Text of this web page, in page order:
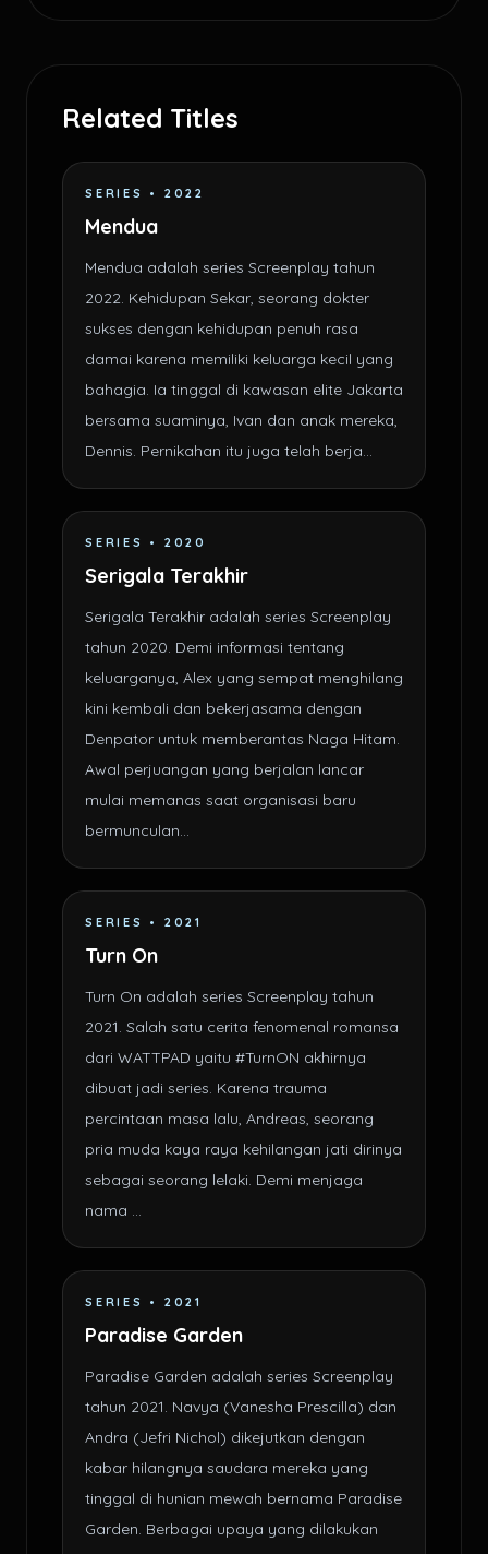
Related Titles
SERIES • 2022
Mendua
Mendua adalah series Screenplay tahun
2022. Kehidupan Sekar, seorang dokter
sukses dengan kehidupan penuh rasa
damai karena memiliki keluarga kecil yang
bahagia. Ia tinggal di kawasan elite Jakarta
bersama suaminya, Ivan dan anak mereka,
Dennis. Pernikahan itu juga telah berja...
SERIES • 2020
Serigala Terakhir
Serigala Terakhir adalah series Screenplay
tahun 2020. Demi informasi tentang
keluarganya, Alex yang sempat menghilang
kini kembali dan bekerjasama dengan
Denpator untuk memberantas Naga Hitam.
Awal perjuangan yang berjalan lancar
mulai memanas saat organisasi baru
bermunculan...
SERIES • 2021
Turn On
Turn On adalah series Screenplay tahun
2021. Salah satu cerita fenomenal romansa
dari WATTPAD yaitu #TurnON akhirnya
dibuat jadi series. Karena trauma
percintaan masa lalu, Andreas, seorang
pria muda kaya raya kehilangan jati dirinya
sebagai seorang lelaki. Demi menjaga
nama ...
SERIES • 2021
Paradise Garden
Paradise Garden adalah series Screenplay
tahun 2021. Navya (Vanesha Prescilla) dan
Andra (Jefri Nichol) dikejutkan dengan
kabar hilangnya saudara mereka yang
tinggal di hunian mewah bernama Paradise
Garden. Berbagai upaya yang dilakukan